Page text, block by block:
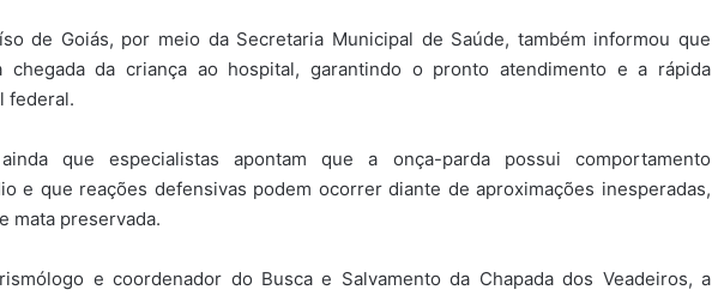
de Goiás, por meio da Secretaria Municipal de Saúde, também informou que
da criança ao hospital, garantindo o pronto atendimento e a rápida
federal.
que especialistas apontam que a onça-parda possui comportamento
e que reações defensivas podem ocorrer diante de aproximações inesperadas,
mata preservada.
e coordenador do Busca e Salvamento da Chapada dos Veadeiros, a